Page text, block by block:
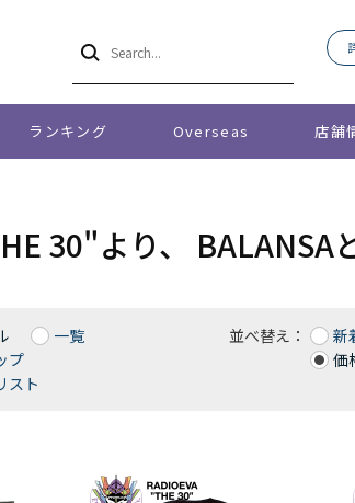
ランキング Overseas 店舗
30"より、 BALANSA
一覧
プ
スト
並べ替え： 新
価